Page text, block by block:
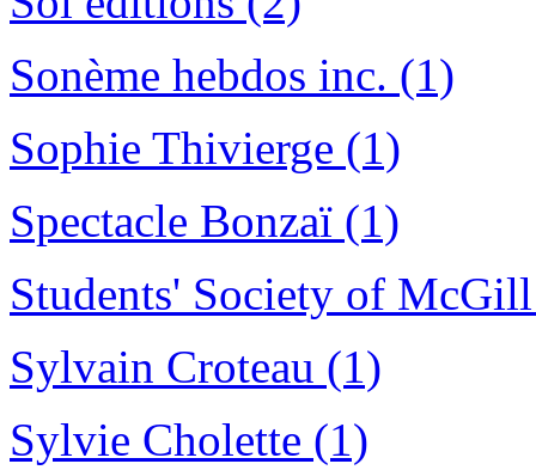
Sonème hebdos inc. (1)
Sophie Thivierge (1)
Spectacle Bonzaï (1)
Students' Society of
Sylvain Croteau (1)
Sylvie Cholette (1)